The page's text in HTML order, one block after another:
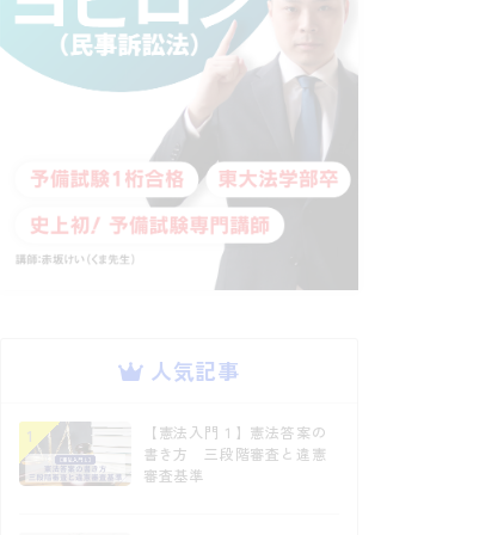
人気記事
【憲法入門１】憲法答案の
書き方 三段階審査と違憲
審査基準